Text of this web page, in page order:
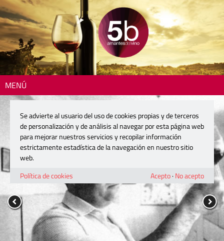
MENÚ
Se advierte al usuario del uso de cookies propias y de terceros
de personalización y de análisis al navegar por esta página web
para mejorar nuestros servicios y recopilar información
estrictamente estadística de la navegación en nuestro sitio
web.
Política de cookies
Acepto· No acepto